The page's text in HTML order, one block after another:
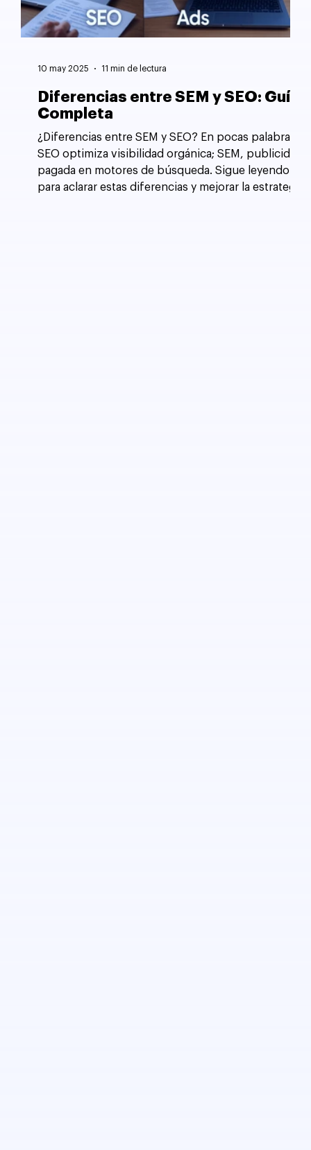
Diferencias entre SEM y SEO: Guía
Completa
¿Diferencias entre SEM y SEO? En pocas palabras,
SEO optimiza visibilidad orgánica; SEM, publicidad
pagada en motores de búsqueda. Sigue leyendo
para aclarar estas diferencias y mejorar la estrategia
10 may 2025 11 min de lectura